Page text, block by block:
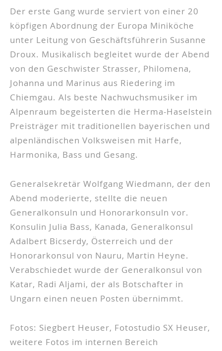
Der erste Gang wurde serviert von einer 20
köpfigen Abordnung der Europa Miniköche
unter Leitung von Geschäftsführerin Susanne
Droux. Musikalisch begleitet wurde der Abend
von den Geschwister Strasser, Philomena,
Johanna und Marinus aus Riedering im
Chiemgau. Als beste Nachwuchsmusiker im
Alpenraum begeisterten die Herma-Haselstein
Preisträger mit traditionellen bayerischen und
alpenländischen Volksweisen mit Harfe,
Harmonika, Bass und Gesang.
Generalsekretär Wolfgang Wiedmann, der den
Abend moderierte, stellte die neuen
Generalkonsuln und Honorarkonsuln vor.
Konsulin Julia Bass, Kanada, Generalkonsul
Adalbert Bicserdy, Österreich und der
Honorarkonsul von Nauru, Martin Heyne.
Verabschiedet wurde der Generalkonsul von
Katar, Radi Aljami, der als Botschafter in
Ungarn einen neuen Posten übernimmt.
Fotos: Siegbert Heuser, Fotostudio SX Heuser,
weitere Fotos im internen Bereich